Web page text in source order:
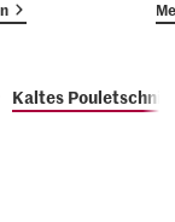
Kaltes